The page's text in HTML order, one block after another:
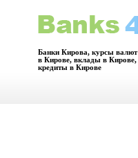
Банки Кирова, курсы валют
в Кирове, вклады в Кирове,
кредиты в Кирове